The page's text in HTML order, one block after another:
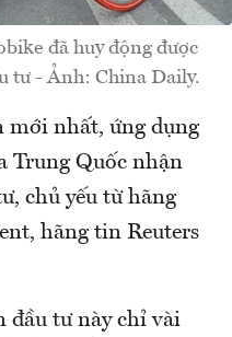
đã huy động được
tư - Ảnh: China Daily.
mới nhất, ứng dụng
Trung Quốc nhận
chủ yếu từ hãng
hãng tin Reuters
đầu tư này chỉ vài